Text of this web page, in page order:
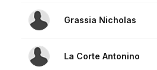
Grassia Nicholas
La Corte Antonino